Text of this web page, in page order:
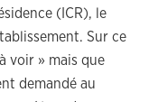
(ICR), le
Sur ce
voir » mais que
demandé au